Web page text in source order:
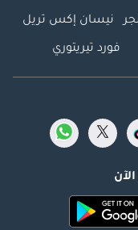
نيسان إكس تريل
فورد تيريتوري